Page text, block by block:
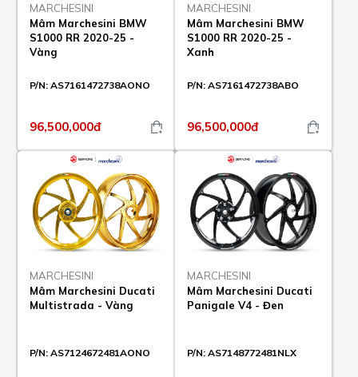
MARCHESINI
Mâm Marchesini BMW
S1000 RR 2020-25 -
Vàng
P/N: AS7161472738AONO
96,500,000đ
MARCHESINI
Mâm Marchesini BMW
S1000 RR 2020-25 -
Xanh
P/N: AS7161472738ABO
96,500,000đ
MARCHESINI
Mâm Marchesini Ducati
Multistrada - Vàng
P/N: AS7124672481AONO
MARCHESINI
Mâm Marchesini Ducati
Panigale V4 - Đen
P/N: AS7148772481NLX